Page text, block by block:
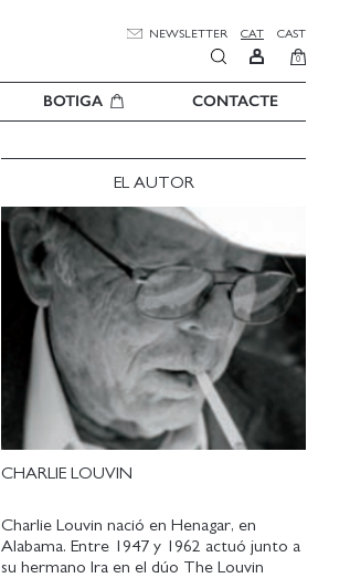
NEWSLETTER CAT CAST
0
BOTIGA CONTACTE
EL AUTOR
CHARLIE LOUVIN
Charlie Louvin nació en Henagar, en
Alabama. Entre 1947 y 1962 actuó junto a
su hermano Ira en el dúo The Louvin